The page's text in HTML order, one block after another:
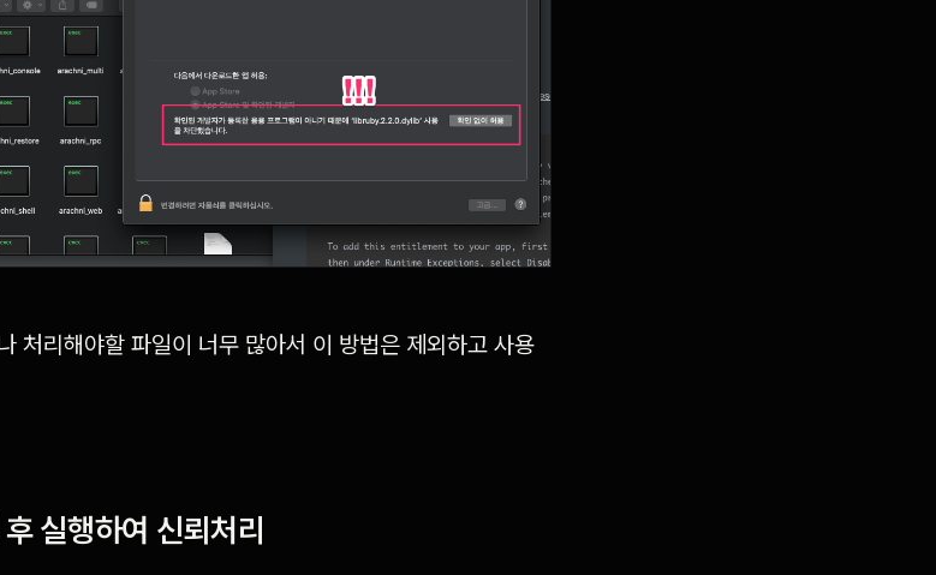
처리해야할 파일이 너무 많아서 이 방법은 제외하고 사용
실행하여 신뢰처리